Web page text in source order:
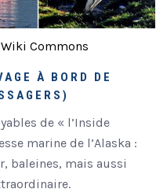
Commons
À BORD DE
de « l’Inside
marine de l’Alaska :
baleines, mais aussi